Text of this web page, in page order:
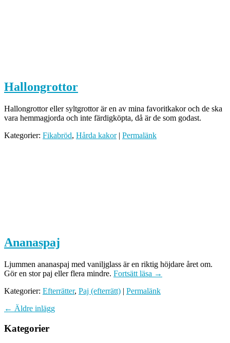
Hallongrottor
Hallongrottor eller syltgrottor är en av mina favoritkakor och de ska
vara hemmagjorda och inte färdigköpta, då är de som godast.
Kategorier: Fikabröd, Hårda kakor| Permalänk
Ananaspaj
Ljummen ananaspaj med vaniljglass är en riktig höjdare året om.
Gör en stor paj eller flera mindre. Fortsätt läsa →
Kategorier: Efterrätter, Paj (efterrätt) | Permalänk
← Äldre inlägg
Kategorier